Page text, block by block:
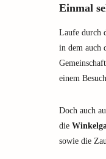
Einmal
Laufe durch
in dem auch
einem
Doch auch
die
sowie die